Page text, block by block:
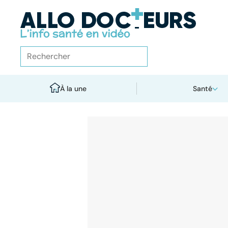
À la une Santé